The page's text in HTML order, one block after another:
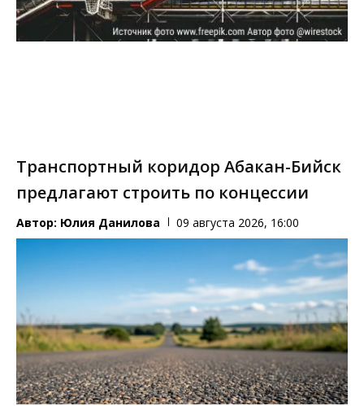
Транспортный коридор Абакан-Бийск
предлагают строить по концессии
Автор: Юлия Данилова 09 августа 2026, 16:00